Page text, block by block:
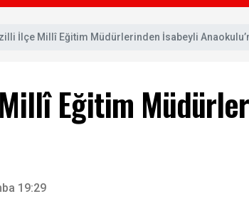
İlçe Millî Eğitim Müdürlerinden İsabeyli
Eğitim
19:29